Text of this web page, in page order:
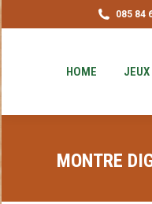
085 84
HOME JEUX
MONTRE
HOME